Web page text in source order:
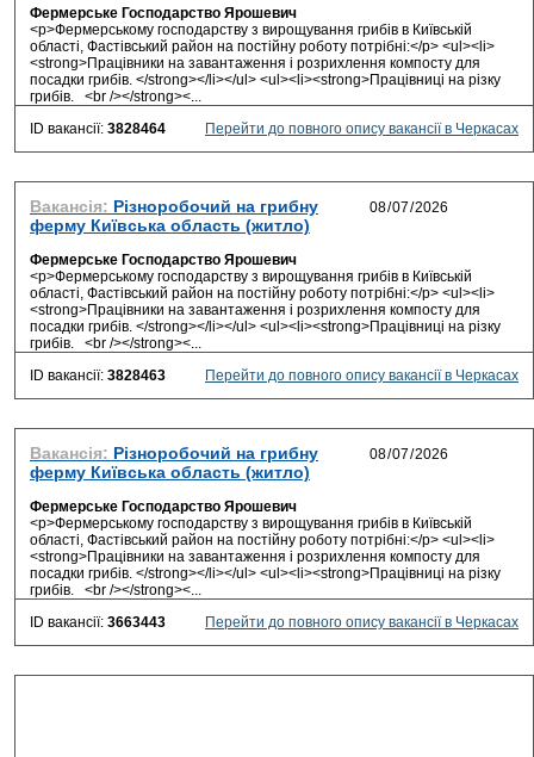
Фермерське Господарство Ярошевич
<p>Фермерському господарству з вирощування грибів в Київській
області, Фастівський район на постійну роботу потрібні:</p> <ul><li>
<strong>Працівники на завантаження і розрихлення компосту для
посадки грибів. </strong></li></ul> <ul><li><strong>Працівниці на різку
грибів. <br /></strong><...
ID вакансії: 3828464 Перейти до повного опису вакансії в Черкасах
Вакансія: Різноробочий на грибну
ферму Київська область (житло)
Фермерське Господарство Ярошевич
<p>Фермерському господарству з вирощування грибів в Київській
області, Фастівський район на постійну роботу потрібні:</p> <ul><li>
<strong>Працівники на завантаження і розрихлення компосту для
посадки грибів. </strong></li></ul> <ul><li><strong>Працівниці на різку
грибів. <br /></strong><...
ID вакансії: 3828463 Перейти до повного опису вакансії в Черкасах
Вакансія: Різноробочий на грибну
ферму Київська область (житло)
Фермерське Господарство Ярошевич
<p>Фермерському господарству з вирощування грибів в Київській
області, Фастівський район на постійну роботу потрібні:</p> <ul><li>
<strong>Працівники на завантаження і розрихлення компосту для
посадки грибів. </strong></li></ul> <ul><li><strong>Працівниці на різку
грибів. <br /></strong><...
ID вакансії: 3663443 Перейти до повного опису вакансії в Черкасах